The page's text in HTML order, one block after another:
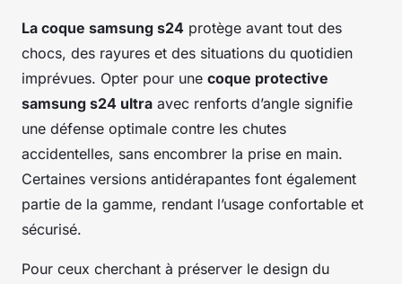
La coque samsung s24 protège avant tout des
chocs, des rayures et des situations du quotidien
imprévues. Opter pour une coque protective
samsung s24 ultra avec renforts d’angle signifie
une défense optimale contre les chutes
accidentelles, sans encombrer la prise en main.
Certaines versions antidérapantes font également
partie de la gamme, rendant l’usage confortable et
sécurisé.
Pour ceux cherchant à préserver le design du